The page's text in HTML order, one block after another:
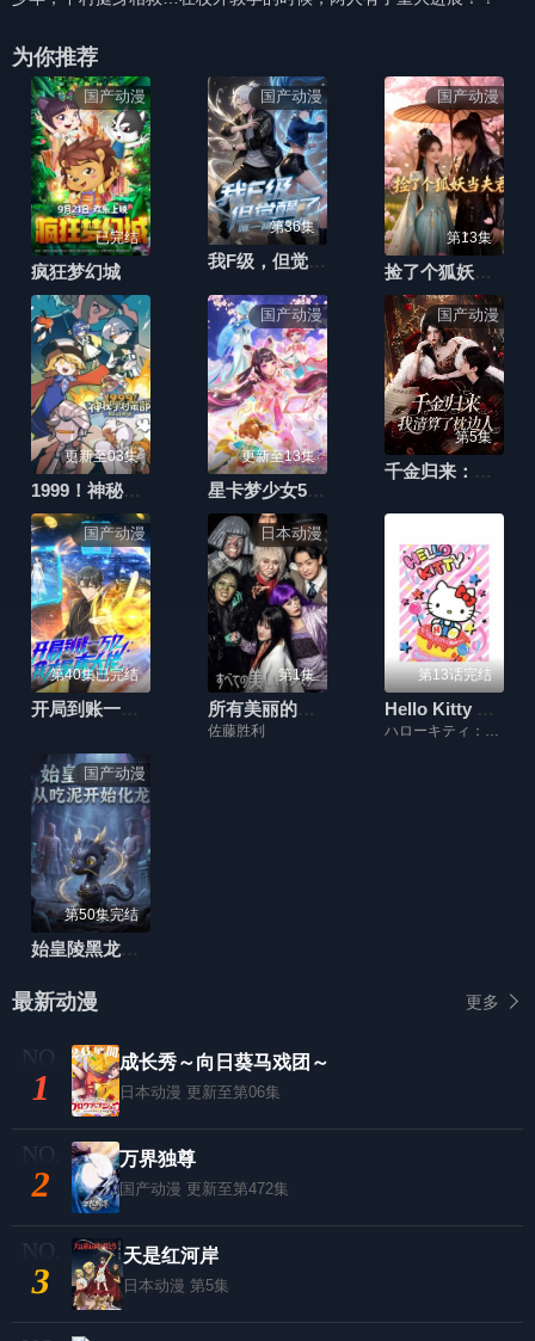
为你推荐
国产动漫
已完结
疯狂梦幻城
国产动漫
第36集
我F级，但觉醒了唯一隐藏职业
国产动漫
第13集
捡了个狐妖当夫君
更新至03集
1999！神秘学对策部英配版
国产动漫
更新至13集
星卡梦少女5奇迹绽放
国产动漫
第5集
千金归来：我清算了枕边人
国产动漫
第40集已完结
开局到账一万亿，我才是真大佬
日本动漫
第1集
所有美丽的怪物
佐藤胜利
第13话完结
Hello Kitty 苹果森林 第二季
ハローキティ：林原めぐみ ミミィ：冨永みーな プルルー
国产动漫
第50集完结
始皇陵黑龙：从吃泥开始化龙
最新动漫 更多
1
成长秀～向日葵马戏团～
日本动漫 更新至第06集
2
万界独尊
国产动漫 更新至第472集
3
天是红河岸
日本动漫 第5集